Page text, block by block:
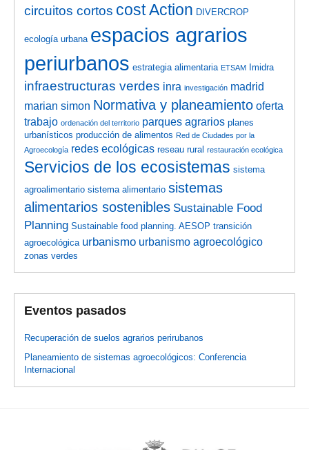
circuitos cortos cost Action DIVERCROP
ecología urbana espacios agrarios
periurbanos estrategia alimentaria ETSAM Imidra
infraestructuras verdes inra investigación madrid
marian simon Normativa y planeamiento oferta
trabajo ordenación del territorio parques agrarios planes
urbanísticos producción de alimentos Red de Ciudades por la
Agroecología redes ecológicas reseau rural restauración ecológica
Servicios de los ecosistemas sistema
agroalimentario sistema alimentario sistemas
alimentarios sostenibles Sustainable Food
Planning Sustainable food planning. AESOP transición
agroecológica urbanismo urbanismo agroecológico
zonas verdes
Eventos pasados
Recuperación de suelos agrarios perirubanos
Planeamiento de sistemas agroecológicos: Conferencia
Internacional